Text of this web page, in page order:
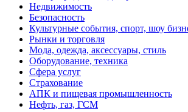
Недвижимость
Безопасность
Культурные события, спорт, шоу
Рынки и торговля
Мода, одежда, аксессуары, стиль
Оборудование, техника
Сфера услуг
Страхование
АПК и пищевая промышленность
Нефть, газ, ГСМ